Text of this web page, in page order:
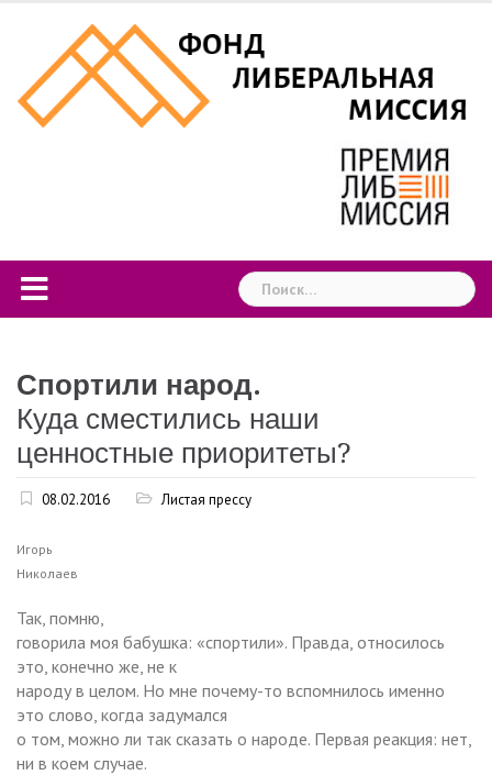
content
Найти:
Спортили народ.
Куда сместились наши
ценностные приоритеты?
08.02.2016 Листая прессу
Игорь
Николаев
Так, помню,
говорила моя бабушка: «спортили». Правда, относилось
это, конечно же, не к
народу в целом. Но мне почему-то вспомнилось именно
это слово, когда задумался
о том, можно ли так сказать о народе. Первая реакция: нет,
ни в коем случае.